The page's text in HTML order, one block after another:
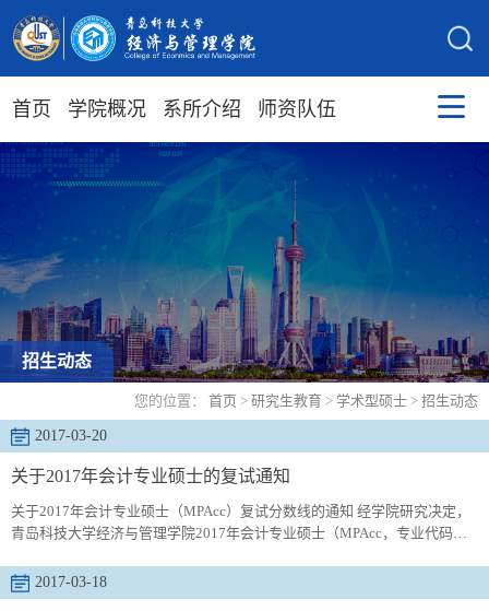
首页 学院概况 系所介绍 师资队伍
招生动态
您的位置： 首页 > 研究生教育 > 学术型硕士 > 招生动态
2017-03-20
关于2017年会计专业硕士的复试通知
关于2017年会计专业硕士（MPAcc）复试分数线的通知 经学院研究决定，
青岛科技大学经济与管理学院2017年会计专业硕士（MPAcc，专业代码
成绩基本要求（一区）的考生，均可参加复试，名单不再单独公布。由于
名额所限，MPAcc部分全日制考生可能会调至非全日制，望考生提前做好
2017-03-18